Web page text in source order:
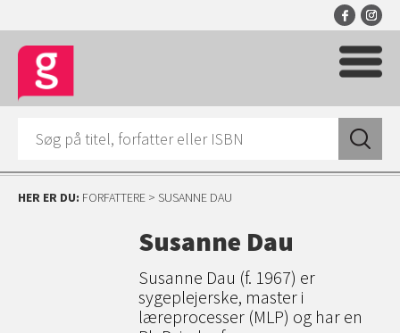
HER ER DU: FORFATTERE > SUSANNE DAU
Susanne Dau
Susanne Dau (f. 1967) er
sygeplejerske, master i
læreprocesser (MLP) og har en